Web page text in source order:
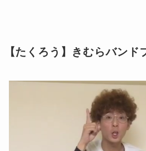
【たくろう】きむらバンド